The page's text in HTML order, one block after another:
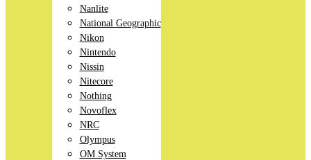
Nanlite
National Geographic
Nikon
Nintendo
Nissin
Nitecore
Nothing
Novoflex
NRC
Olympus
OM System